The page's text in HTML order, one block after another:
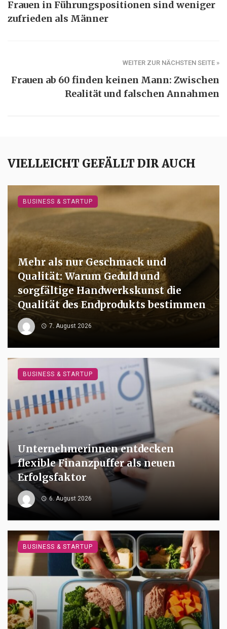
Frauen in Führungspositionen sind weniger
zufrieden als Männer
WEITER ZUR NÄCHSTEN SEITE »
Frauen ab 60 finden keinen Mann: Zwischen
Realität und falschen Annahmen
VIELLEICHT GEFÄLLT DIR AUCH
Mehr als nur Geschmack und
Qualität: Warum Geduld und
sorgfältige Handwerkskunst die
Qualität des Endprodukts bestimmen
7. August 2026
BUSINESS & STARTUP
Unternehmerinnen entdecken
flexible Finanzpuffer als neuen
Erfolgsfaktor
6. August 2026
BUSINESS & STARTUP
BUSINESS & STARTUP